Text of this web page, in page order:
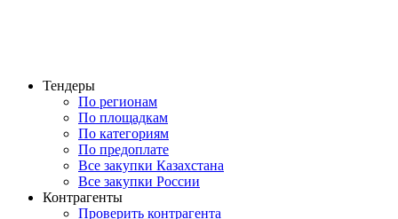
Тендеры
По регионам
По площадкам
По категориям
По предоплате
Все закупки Казахстана
Все закупки России
Контрагенты
Проверить контрагента